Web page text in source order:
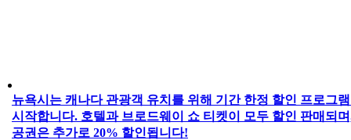
뉴욕시는 캐나다 관광객 유치를 위해 기간 한정 할인 프로그
시작합니다. 호텔과 브로드웨이 쇼 티켓이 모두 할인 판매되
공권은 추가로 20% 할인됩니다!